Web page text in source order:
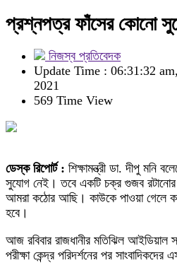
প্রশ্নপত্র ফাঁসের কোনো
নিজস্ব প্রতিবেদক
Update Time : 06:31:32
2021
569 Time View
ডেস্ক রিপোর্ট : শিক্ষামন্ত্রী ডা. দীপু মনি
সুযোগ নেই। তবে একটি চক্র গুজব রটানোর
আমরা কঠোর আছি। কাউকে পাওয়া গেলে
হবে।
আজ রবিবার রাজধানীর মতিঝিল
পরীক্ষা কেন্দ্র পরিদর্শনের পর